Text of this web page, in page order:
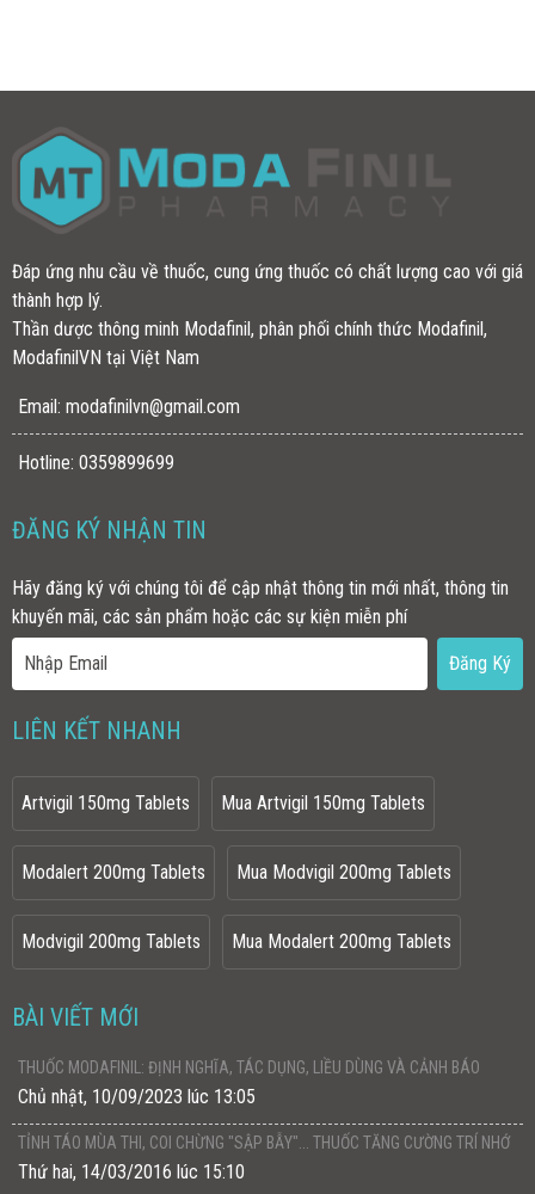
Đáp ứng nhu cầu về thuốc, cung ứng thuốc có chất lượng cao với giá
thành hợp lý.
Thần dược thông minh Modafinil, phân phối chính thức Modafinil,
ModafinilVN tại Việt Nam
Email: modafinilvn@gmail.com
Hotline: 0359899699
ĐĂNG KÝ NHẬN TIN
Hãy đăng ký với chúng tôi để cập nhật thông tin mới nhất, thông tin
khuyến mãi, các sản phẩm hoặc các sự kiện miễn phí
LIÊN KẾT NHANH
Artvigil 150mg Tablets Mua Artvigil 150mg Tablets
Modalert 200mg Tablets Mua Modvigil 200mg Tablets
Modvigil 200mg Tablets Mua Modalert 200mg Tablets
BÀI VIẾT MỚI
THUỐC MODAFINIL: ĐỊNH NGHĨA, TÁC DỤNG, LIỀU DÙNG VÀ CẢNH BÁO
Chủ nhật, 10/09/2023 lúc 13:05
TỈNH TÁO MÙA THI, COI CHỪNG "SẬP BẪY"... THUỐC TĂNG CƯỜNG TRÍ NHỚ
Thứ hai, 14/03/2016 lúc 15:10